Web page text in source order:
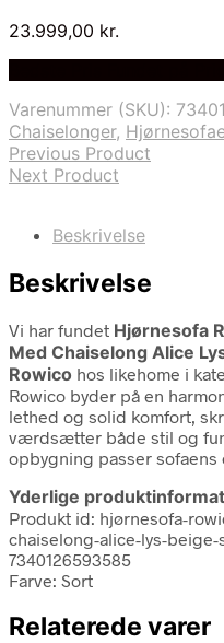
23.999,00 kr.
Varenummer (SKU):
Chaiselonger,
Previous Product
Next Product
Beskrivelse
Beskrivelse
Vi har fundet Hjørnesofa
Med Chaiselong Alice
Rowico hos likehome i
Rowico byder på en
lethed og solid komfort,
værdsætter både stil og
opbygning passer
Yderlige
Produkt id: hjørnesofa-
chaiselong-alice-lys-
7340126593585
Farve: Sort
Relaterede varer